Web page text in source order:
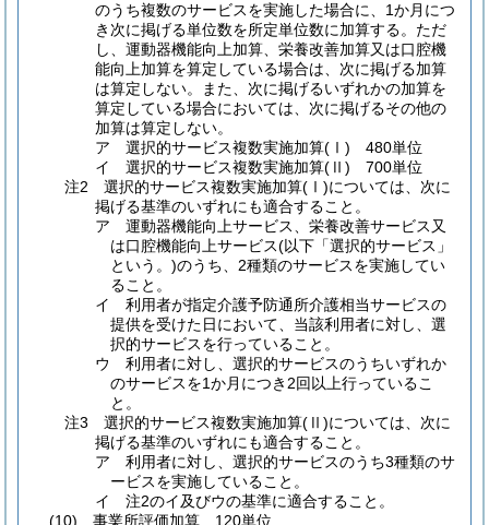
のうち複数のサービスを実施した場合に、1か月につ
き次に掲げる単位数を所定単位数に加算する。ただ
し、運動器機能向上加算、栄養改善加算又は口腔機
能向上加算を算定している場合は、次に掲げる加算
は算定しない。また、次に掲げるいずれかの加算を
算定している場合においては、次に掲げるその他の
加算は算定しない。
ア 選択的サービス複数実施加算(Ⅰ) 480単位
イ 選択的サービス複数実施加算(Ⅱ) 700単位
注2 選択的サービス複数実施加算(Ⅰ)については、次に
掲げる基準のいずれにも適合すること。
ア 運動器機能向上サービス、栄養改善サービス又
は口腔機能向上サービス(以下「選択的サービス」
という。)のうち、2種類のサービスを実施してい
ること。
イ 利用者が指定介護予防通所介護相当サービスの
提供を受けた日において、当該利用者に対し、選
択的サービスを行っていること。
ウ 利用者に対し、選択的サービスのうちいずれか
のサービスを1か月につき2回以上行っているこ
と。
注3 選択的サービス複数実施加算(Ⅱ)については、次に
掲げる基準のいずれにも適合すること。
ア 利用者に対し、選択的サービスのうち3種類のサ
ービスを実施していること。
イ 注2のイ及びウの基準に適合すること。
(10) 事業所評価加算 120単位